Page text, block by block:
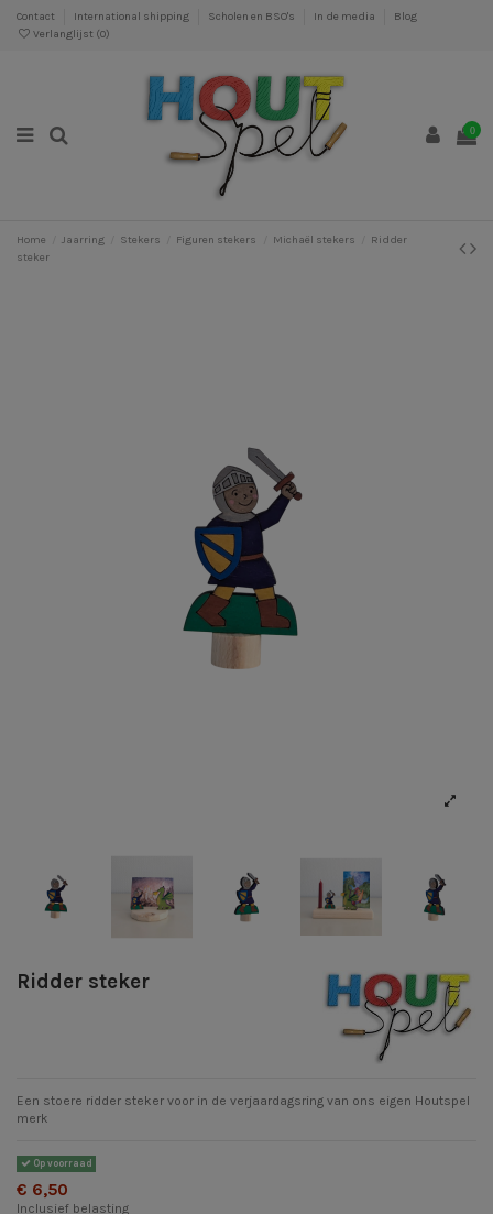
Contact International shipping Scholen en BSO's In de media
Blog
Verlanglijst (0)
0
Home Jaarring Stekers Figuren stekers Michaël stekers
Ridder
steker
Ridder steker
Een stoere ridder steker voor in de verjaardagsring van ons eigen Houtspel
merk
Op voorraad
€ 6,50
Inclusief belasting